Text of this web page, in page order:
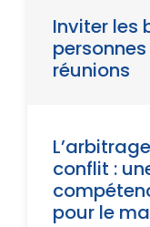
Inviter les
réunions
conflit :
pour le